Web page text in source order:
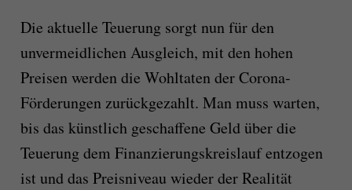
Die aktuelle Teuerung sorgt nun für den
unvermeidlichen Ausgleich, mit den hohen
Preisen werden die Wohltaten der Corona-
Förderungen zurückgezahlt. Man muss warten,
bis das künstlich geschaffene Geld über die
Teuerung dem Finanzierungskreislauf entzogen
ist und das Preisniveau wieder der Realität